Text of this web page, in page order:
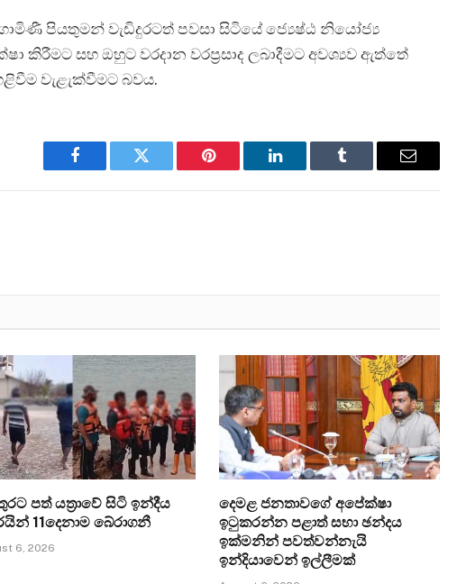
පියතුමන් වැඩිදුරටත් පවසා සිටියේ ජ්‍යෙෂ්ඨ නියෝජ්‍ය
සහ ඔහුට වරදාන වරප්‍රසාද ලබාදීමට අවශ්‍යව ඇත්තේ
වැළැක්වීමට බවය.
Facebook Twitter Pinterest LinkedIn Tumblr Email
පත් යත්‍රාවේ සිටි ඉන්දීය
11දෙනාම බේරාගනී
6, 2026
දෙමළ ජනතාවගේ අපේක්ෂා
ඉටුකරන්න පළාත් සභා ඡන්දය
ඉක්මනින් පවත්වන්නැයි
ඉන්දියාවෙන් ඉල්ලීමක්